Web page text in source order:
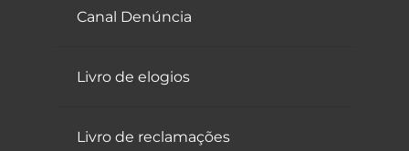
Canal Denúncia
Livro de elogios
Livro de reclamações